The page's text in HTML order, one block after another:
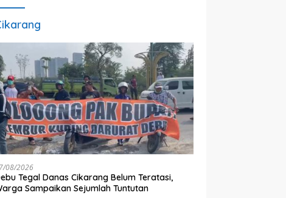
08/2026
Tegal Danas Cikarang Belum Teratasi,
Sampaikan Sejumlah Tuntutan